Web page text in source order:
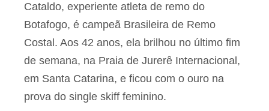
Cataldo, experiente atleta de remo do
Botafogo, é campeã Brasileira de Remo
Costal. Aos 42 anos, ela brilhou no último fim
de semana, na Praia de Jurerê Internacional,
em Santa Catarina, e ficou com o ouro na
prova do single skiff feminino.